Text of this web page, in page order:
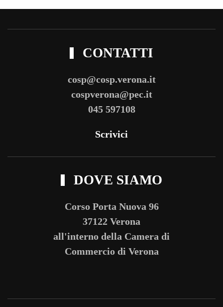
CONTATTI
cosp@cosp.verona.it
cospverona@pec.it
045 597108
Scrivici
DOVE SIAMO
Corso Porta Nuova 96
37122 Verona
all'interno della Camera di
Commercio di Verona